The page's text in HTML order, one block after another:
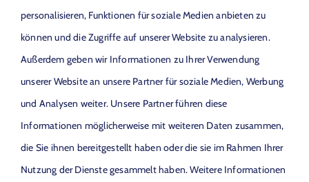
ANFAHRT
Möchten Sie vonOpenStreetMap (OpenStreetMap
Foundation)bereitgestellte externe Inhalte laden?
personalisieren, Funktionen für soziale Medien anbieten zu
können und die Zugriffe auf unserer Website zu analysieren.
Außerdem geben wir Informationen zu Ihrer Verwendung
unserer Website an unsere Partner für soziale Medien, Werbung
und Analysen weiter. Unsere Partner führen diese
Informationen möglicherweise mit weiteren Daten zusammen,
die Sie ihnen bereitgestellt haben oder die sie im Rahmen Ihrer
Nutzung der Dienste gesammelt haben. Weitere Informationen